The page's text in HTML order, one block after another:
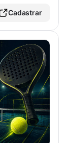
Cadastrar